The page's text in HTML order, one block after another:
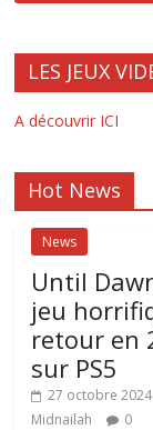
LES JEUX
A découvrir ICI
Hot News
News
Until
jeu
retour en
sur PS5
27 octobre 2024
Midnailah
0